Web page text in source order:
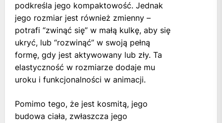
podkreśla jego kompaktowość. Jednak
jego rozmiar jest również zmienny –
potrafi “zwinąć się” w małą kulkę, aby się
ukryć, lub “rozwinąć” w swoją pełną
formę, gdy jest aktywowany lub zły. Ta
elastyczność w rozmiarze dodaje mu
uroku i funkcjonalności w animacji.
Pomimo tego, że jest kosmitą, jego
budowa ciała, zwłaszcza jego